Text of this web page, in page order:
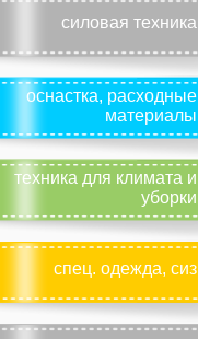
силовая техника
оснастка, расходные
материалы
техника для климата и
уборки
спец. одежда, сиз